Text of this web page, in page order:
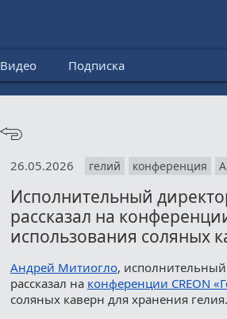
Видео Подписка
26.05.2026 гелий конференция
Исполнительный
рассказал на
использования соляных
Андрей Митиогло,
рассказал на конференции CREON
соляных каверн для хранения гелия.